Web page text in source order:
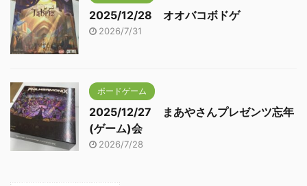
2025/12/28 オオバコボドゲ
2026/7/31
ボードゲーム
2025/12/27 まあやさんプレゼンツ忘年
(ゲーム)会
2026/7/28